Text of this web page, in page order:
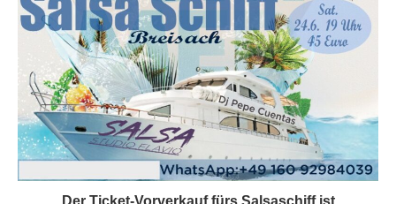
Der Ticket-Vorverkauf fürs Salsaschiff ist